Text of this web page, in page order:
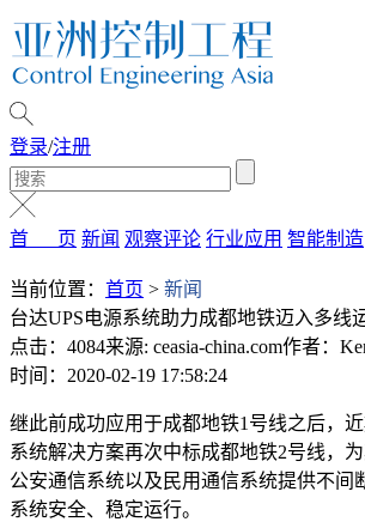
登录/注册
首 页 新闻 观察评论 行业应用 智能制造
当前位置： 首页 > 新闻
台达UPS电源系统助力成都地铁迈入多线
点击：4084来源: ceasia-china.com作者：
时间：2020-02-19 17:58:24
继此前成功应用于成都地铁1号线之后，近
系统解决方案再次中标成都地铁2号线，为
公安通信系统以及民用通信系统提供不间
系统安全、稳定运行。